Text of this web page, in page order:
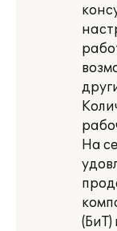
На
(БиТ)